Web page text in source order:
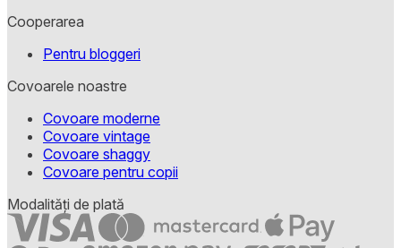
Cooperarea
Pentru bloggeri
Covoarele noastre
Covoare moderne
Covoare vintage
Covoare shaggy
Covoare pentru copii
Modalități de plată